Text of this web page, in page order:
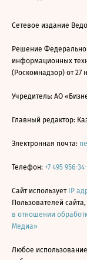
Сетевое издание
Решение
информационных
(Роскомнадзор) от 27
Учредитель: АО
Главный редактор:
Электронная почта:
Телефон: +7 495 956-
Сайт использует IP
Пользователей
в отношении
Медиа»
Любое